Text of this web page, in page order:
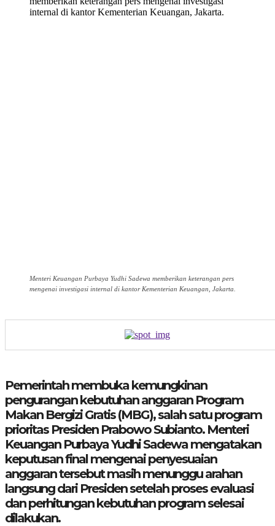
Menteri Keuangan Purbaya Yudhi Sadewa memberikan keterangan pers
mengenai investigasi internal di kantor Kementerian Keuangan, Jakarta.
Pemerintah membuka kemungkinan
pengurangan kebutuhan anggaran Program
Makan Bergizi Gratis (MBG), salah satu program
prioritas Presiden Prabowo Subianto. Menteri
Keuangan Purbaya Yudhi Sadewa mengatakan
keputusan final mengenai penyesuaian
anggaran tersebut masih menunggu arahan
langsung dari Presiden setelah proses evaluasi
dan perhitungan kebutuhan program selesai
dilakukan.